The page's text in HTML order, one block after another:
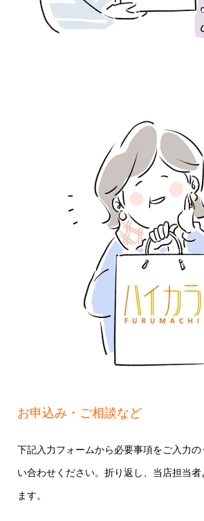
お申込み・ご相談など
下記入力フォームから必要事項をご入力の
い合わせください。折り返し、当店担当
ます。